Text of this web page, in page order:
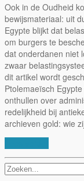
Ook in de Oudheid
bewijsmateriaal: uit
Egypte blijkt dat
om burgers te
dat onderdanen niet
zwaar
dit artikel wordt
Ptolemaeïsch
onthullen over
redelijkheid bij
archieven gold: wie
Zoeken
naar: